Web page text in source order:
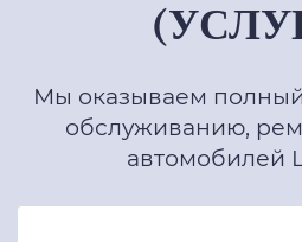
Мы оказываем полный
обслуживанию,
автомобилей